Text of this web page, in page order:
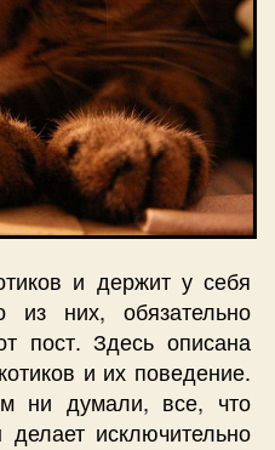
и держит у себя
них, обязательно
пост. Здесь описана
и их поведение.
ни думали, все, что
исключительно